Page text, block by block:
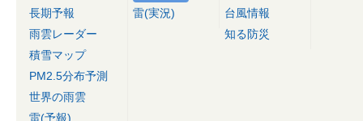
長期予報
雨雲レーダー
積雪マップ
PM2.5分布予測
世界の雨雲
雷(予報)
雷(実況)
台風情報
知る防災